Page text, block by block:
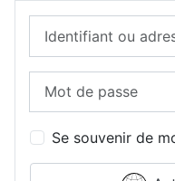
Se souvenir de